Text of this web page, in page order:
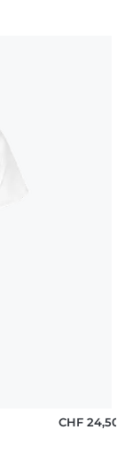
CHF 24,50